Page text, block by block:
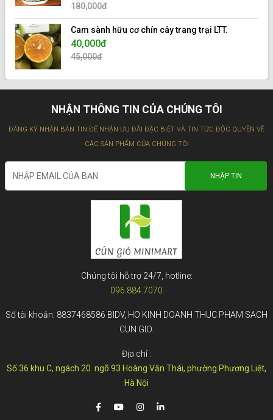
180,000đ
Cam sành hữu cơ chín cây trang trại LTT.
40,000đ
45,000đ
NHẬN THÔNG TIN CỦA CHÚNG TÔI
ĐĂNG KÝ NHẬN BẢN TIN ĐỂ NHẬN ƯU ĐÃI ĐẶC BIỆT VÀ TIN TỨC ĐỘC QUYỀN VỀ
CÁC SẢN PHẨM CỦA CHÚNG TÔI
Chúng tôi hỗ trợ 24/7, hotline:
096.884.7070
Số tài khoản: 8837468586 BIDV, HO KINH DOANH THUC PHAM SACH
CUN GIO.
Địa chỉ :
Số 36 khu C, ngách 20 ngõ 93 Hoàng Văn Thái, phường Phương Liệt,
Hà Nội